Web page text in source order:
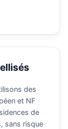
des
et NF
de
sans risque